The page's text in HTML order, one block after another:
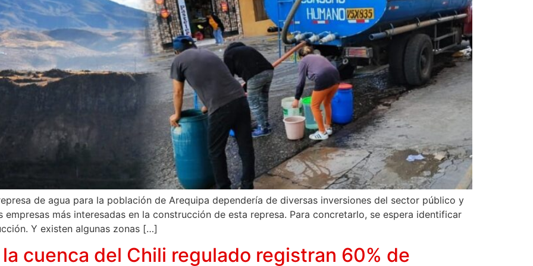
de agua para la población de Arequipa dependería de diversas inversiones del sector público y
empresas más interesadas en la construcción de esta represa. Para concretarlo, se espera identificar
Y existen algunas zonas […]
cuenca del Chili regulado registran 60% de